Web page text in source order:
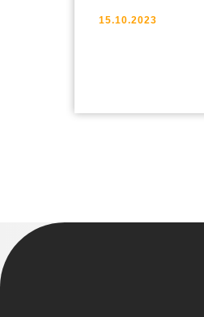
15.10.2023